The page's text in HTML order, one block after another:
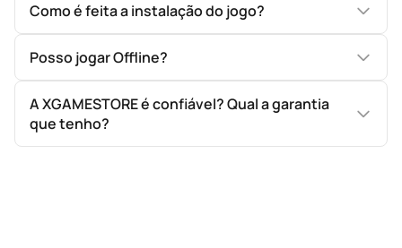
Como é feita a instalação do jogo?
Posso jogar Offline?
A XGAMESTORE é confiável? Qual a garantia
que tenho?